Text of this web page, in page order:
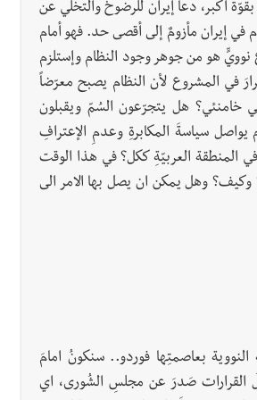
أكبر، دعا إيران للرضوخ والتخلي عن
في إيران مأزومٌ إلى أقصى حد. فهو أمام
هو من جوهر وجود النظام وإستلزم
في المشروع لأن النظام يصبح معرّضاً
خامنئي؟ هل يتجرّعون السُمّ ويقبلون
سياسةَ المكابرةِ وعدمِ الإعترافِ
المنطقة العربيّةِ ككل؟ في هذا الوقت
وكيف؟ وهل يمكن ان يصل بها الامر الى
بعاصمتِها فوردو.. سنكونُ امامَ
القرارات صَدرَ عن مجلسِ الشُورى، اي